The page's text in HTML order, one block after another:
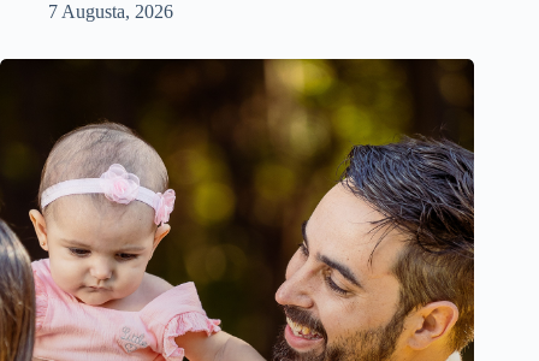
7 Augusta, 2026